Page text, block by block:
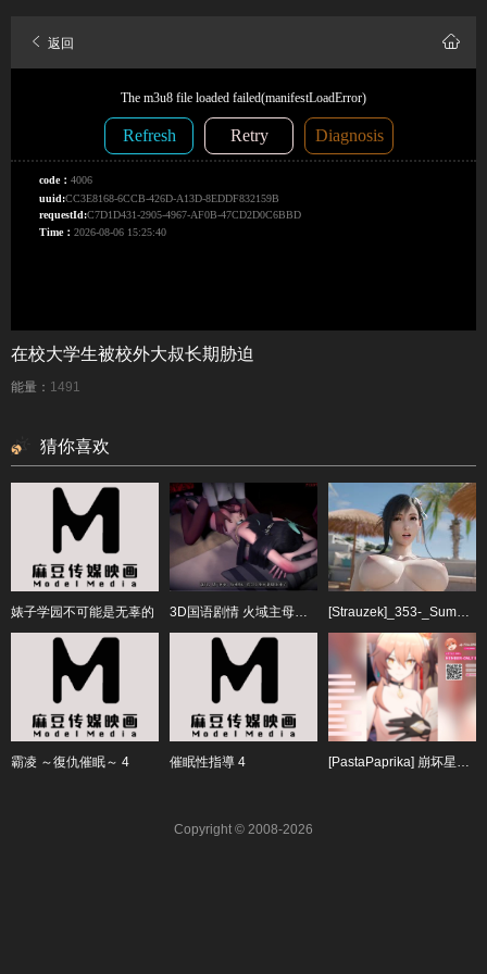
返回
在校大学生被校外大叔长期胁迫
能量： 1491
猜你喜欢
婊子学园不可能是无辜的 3D国语剧情 火域主母萧薰儿偷情~12#动漫#3D [Strauzek]_353-_Summer_Fantasy_–_Tifa_Aerith
霸凌 ～復仇催眠～ 4 催眠性指導 4
Copyright © 2008-2026